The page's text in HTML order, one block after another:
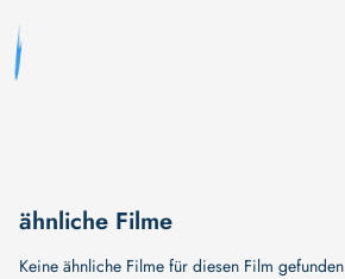
ähnliche Filme
Keine ähnliche Filme für diesen Film gefunden